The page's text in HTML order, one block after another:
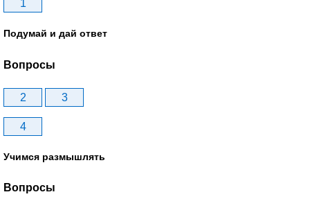
1
Подумай и дай ответ
Вопросы
2 3
4
Учимся размышлять
Вопросы